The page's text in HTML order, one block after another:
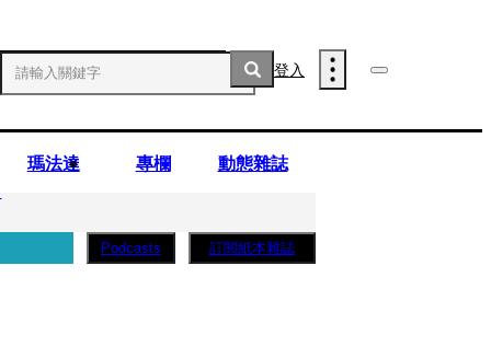
登入
瑪法達 專欄
動態雜誌
Podcasts 訂閱紙本雜誌